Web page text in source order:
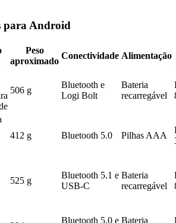
para Android
Peso
aproximado
Conectividade Alimentação
506 g
Bluetooth e
Logi Bolt
Bateria
recarregável
412 g Bluetooth 5.0 Pilhas AAA
525 g
Bluetooth 5.1 e
USB-C
Bateria
recarregável
Bluetooth 5.0 e Bateria